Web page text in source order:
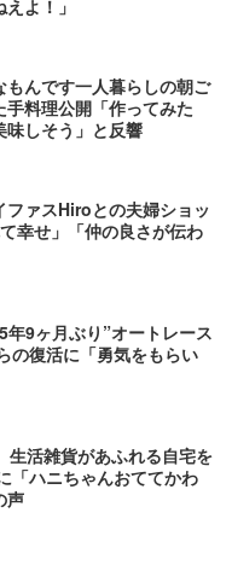
よ！」
んです一人暮らしの朝ご
料理公開「作ってみた
味しそう」と反響
ファスHiroとの夫婦ショッ
幸せ」「仲の良さが伝わ
年9ヶ月ぶり”オートレース
の復活に「勇気をもらい
生活雑貨があふれる自宅を
「ハニちゃんおててかわ
声